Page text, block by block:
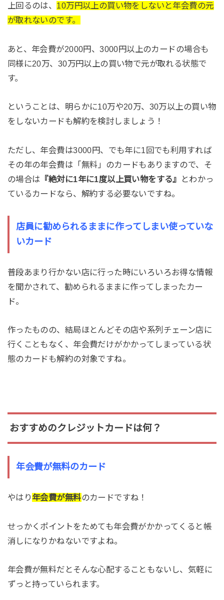
上回るのは、 10万円以上の買い物をしないと年会費の元
が取れないのです。
あと、年会費が2000円、3000円以上のカードの場合も
同様に20万、30万円以上の買い物で元が取れる状態で
す。
ということは、明らかに10万や20万、30万以上の買い物
をしないカードも解約を検討しましょう！
ただし、年会費は3000円、でも年に1回でも利用すれば
その年の年会費は「無料」のカードもありますので、そ
の場合は 『絶対に1年に1度以上買い物をする』
とわかっ
ているカードなら、解約する必要ないですね。
店員に勧められるままに作ってしまい使っていな
いカード
普段あまり行かない店に行った時にいろいろお得な情報
を聞かされて、勧められるままに作ってしまったカー
ド。
作ったものの、結局ほとんどその店や系列チェーン店に
行くこともなく、年会費だけがかかってしまっている状
態のカードも解約の対象ですね。
おすすめのクレジットカードは何？
年会費が無料のカード
やはり 年会費が無料のカードですね！
せっかくポイントをためても年会費がかかってくると帳
消しになりかねないですよね。
年会費が無料だとそんな心配することもないし、気軽に
ずっと持っていられます。